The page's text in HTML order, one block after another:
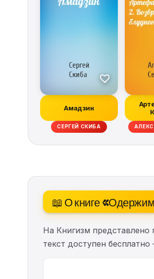
Амадзин
СЕРГЕЙ СКИБА
📖 О книге
На Книгизм
текст доступен